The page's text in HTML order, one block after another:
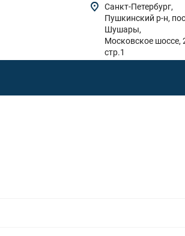
Санкт-Петербург,
Пушкинский р-н,
Шушары,
Московское шоссе,
стр.1